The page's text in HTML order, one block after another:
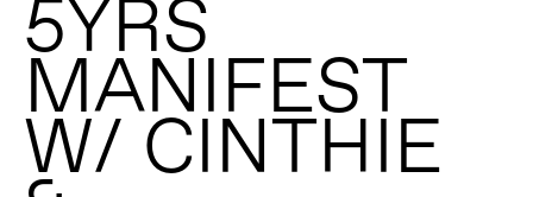
5YRS
MANIFEST
W/ CINTHIE